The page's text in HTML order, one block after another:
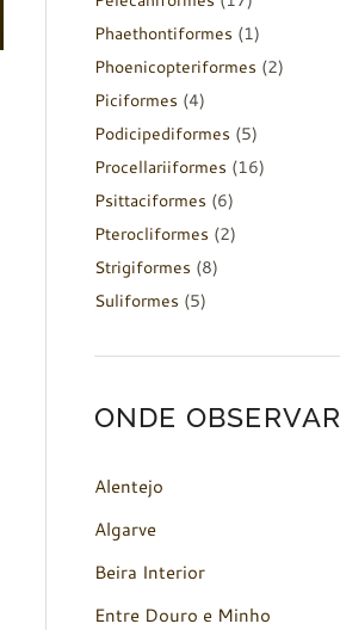
Phaethontiformes (1)
Phoenicopteriformes (2)
Piciformes (4)
Podicipediformes (5)
Procellariiformes (16)
Psittaciformes (6)
Pterocliformes (2)
Strigiformes (8)
Suliformes (5)
ONDE OBSERVAR
Alentejo
Algarve
Beira Interior
Entre Douro e Minho